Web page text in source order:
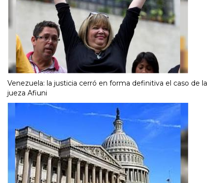
Venezuela: la justicia cerró en forma definitiva el caso de la
jueza Afiuni